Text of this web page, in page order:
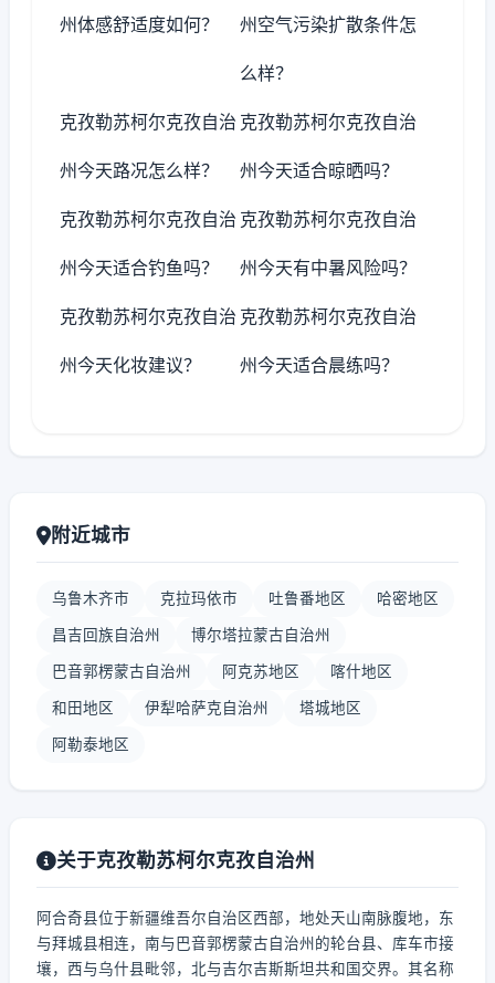
州体感舒适度如何？ 州空气污染扩散条件怎
么样？
克孜勒苏柯尔克孜自治
州今天路况怎么样？
克孜勒苏柯尔克孜自治
州今天适合晾晒吗？
克孜勒苏柯尔克孜自治
州今天适合钓鱼吗？
克孜勒苏柯尔克孜自治
州今天有中暑风险吗？
克孜勒苏柯尔克孜自治
州今天化妆建议？
克孜勒苏柯尔克孜自治
州今天适合晨练吗？
附近城市
乌鲁木齐市 克拉玛依市 吐鲁番地区 哈密地区
昌吉回族自治州 博尔塔拉蒙古自治州
巴音郭楞蒙古自治州 阿克苏地区 喀什地区
和田地区 伊犁哈萨克自治州 塔城地区
阿勒泰地区
关于克孜勒苏柯尔克孜自治州
阿合奇县位于新疆维吾尔自治区西部，地处天山南脉腹地，东
与拜城县相连，南与巴音郭楞蒙古自治州的轮台县、库车市接
壤，西与乌什县毗邻，北与吉尔吉斯斯坦共和国交界。其名称